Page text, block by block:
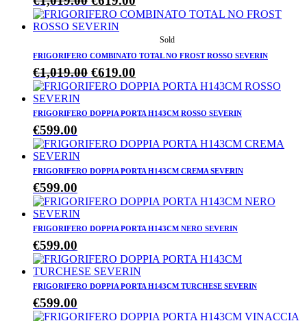
prezzo
originale
€1,019.00.
prezzo
€619.00.
FRIGORIFERO COMBINATO TOTAL NO FROST ROSSO SEVERIN
€1,019.00 Il
prezzo
era:
€619.00
prezzo
è:
FRIGORIFERO DOPPIA PORTA H143CM ROSSO SEVERIN
€599.00
FRIGORIFERO DOPPIA PORTA H143CM CREMA SEVERIN
€599.00
FRIGORIFERO DOPPIA PORTA H143CM NERO SEVERIN
€599.00
FRIGORIFERO DOPPIA PORTA H143CM TURCHESE SEVERIN
€599.00